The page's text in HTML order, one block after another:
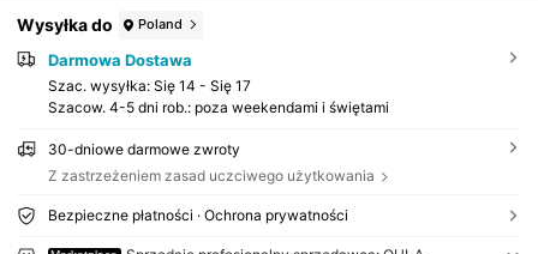
Wysyłka do Poland
Darmowa Dostawa
Szac. wysyłka: Się 14 - Się 17
Szacow. 4-5 dni rob.: poza weekendami i świętami
30-dniowe darmowe zwroty
Z zastrzeżeniem zasad uczciwego użytkowania
Bezpieczne płatności · Ochrona prywatności